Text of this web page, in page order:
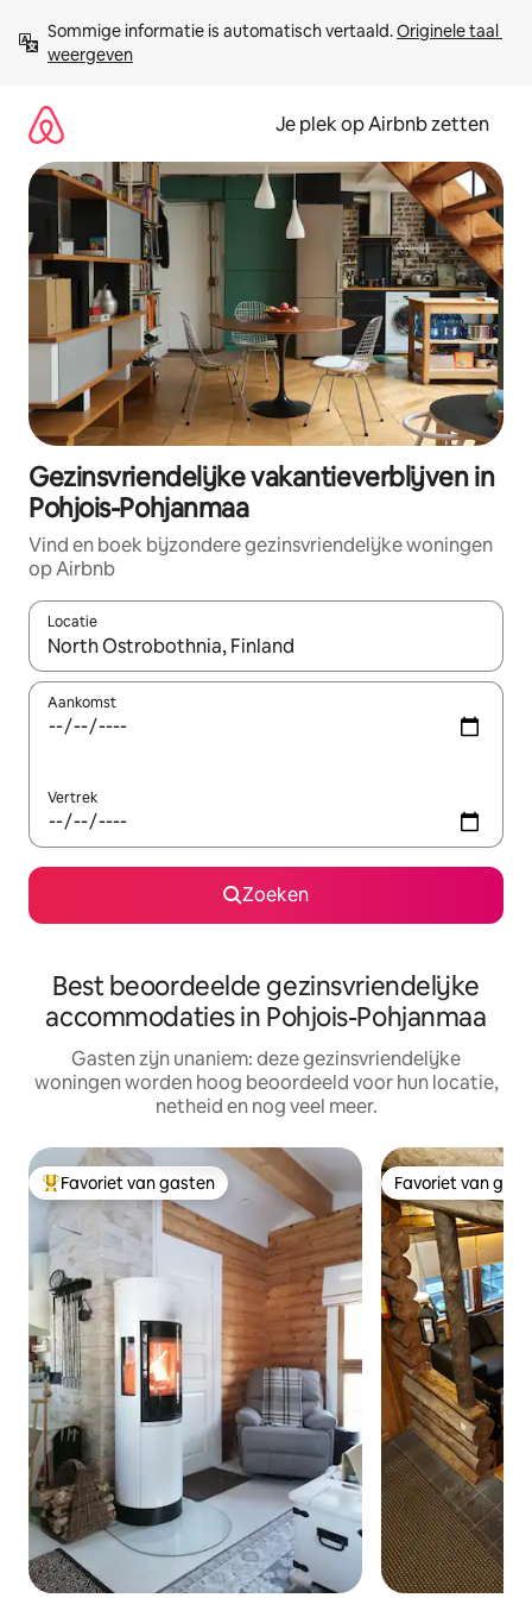
direct
naar
Sommige informatie is automatisch vertaald. Originele taal
weergeven
Je plek op Airbnb zetten
Gezinsvriendelijke vakantieverblijven in
Pohjois-Pohjanmaa
Vind en boek bijzondere gezinsvriendelijke woningen
op Airbnb
Locatie
Wanneer er resultaten beschikbaar zijn, maak je een keuze
Aankomst
Vertrek
Zoeken
Best beoordeelde gezinsvriendelijke
accommodaties in Pohjois-Pohjanmaa
Gasten zijn unaniem: deze gezinsvriendelijke
woningen worden hoog beoordeeld voor hun locatie,
netheid en nog veel meer.
Topfavoriet van gasten
Favoriet van gasten Favoriet van
Favoriet van